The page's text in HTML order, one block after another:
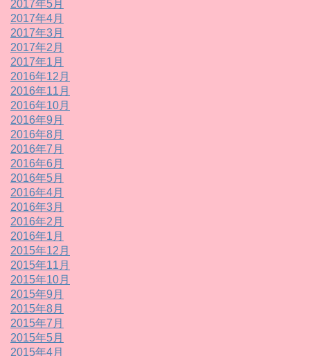
2017年5月
2017年4月
2017年3月
2017年2月
2017年1月
2016年12月
2016年11月
2016年10月
2016年9月
2016年8月
2016年7月
2016年6月
2016年5月
2016年4月
2016年3月
2016年2月
2016年1月
2015年12月
2015年11月
2015年10月
2015年9月
2015年8月
2015年7月
2015年5月
2015年4月